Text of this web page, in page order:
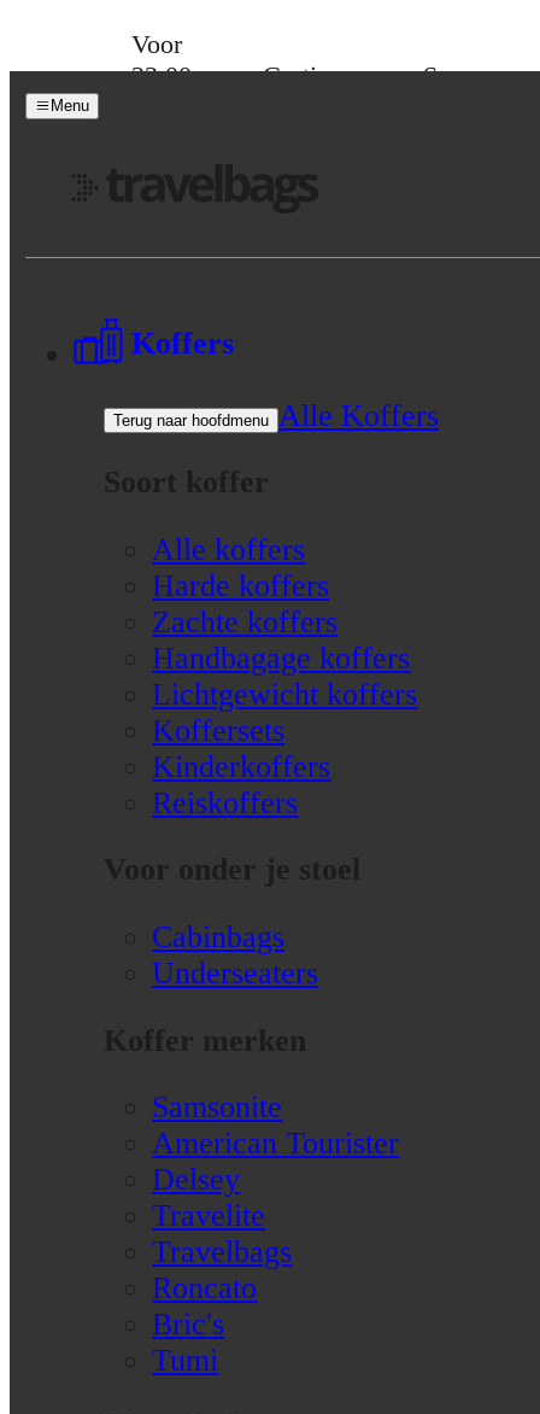
Voor
23:00
Gratis
Spaar
Menu
Koffers
Terug naar hoofdmenu
Alle Koffers
Soort koffer
Alle koffers
Harde koffers
Zachte koffers
Handbagage koffers
Lichtgewicht koffers
Koffersets
Kinderkoffers
Reiskoffers
Voor onder je stoel
Cabinbags
Underseaters
Koffer merken
Samsonite
American Tourister
Delsey
Travelite
Travelbags
Roncato
Bric's
Tumi